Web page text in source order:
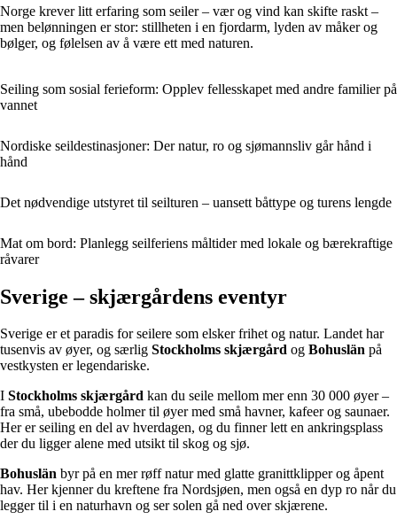
Norge krever litt erfaring som seiler – vær og vind kan skifte raskt –
men belønningen er stor: stillheten i en fjordarm, lyden av måker og
bølger, og følelsen av å være ett med naturen.
Seiling som sosial ferieform: Opplev fellesskapet med andre familier på
vannet
Nordiske seildestinasjoner: Der natur, ro og sjømannsliv går hånd i
hånd
Det nødvendige utstyret til seilturen – uansett båttype og turens lengde
Mat om bord: Planlegg seilferiens måltider med lokale og bærekraftige
råvarer
Sverige – skjærgårdens eventyr
Sverige er et paradis for seilere som elsker frihet og natur. Landet har
tusenvis av øyer, og særlig Stockholms skjærgård og Bohuslän på
vestkysten er legendariske.
I Stockholms skjærgård kan du seile mellom mer enn 30 000 øyer –
fra små, ubebodde holmer til øyer med små havner, kafeer og saunaer.
Her er seiling en del av hverdagen, og du finner lett en ankringsplass
der du ligger alene med utsikt til skog og sjø.
Bohuslän byr på en mer røff natur med glatte granittklipper og åpent
hav. Her kjenner du kreftene fra Nordsjøen, men også en dyp ro når du
legger til i en naturhavn og ser solen gå ned over skjærene.